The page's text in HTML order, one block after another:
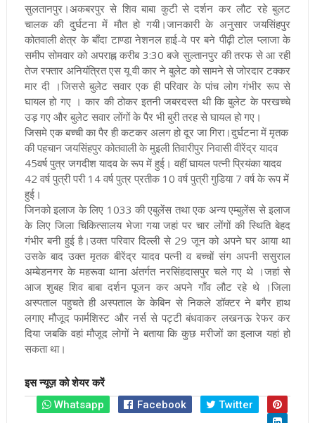
सुलतानपुर।अकबरपुर से शिव बाबा कुटी से दर्शन कर लौट रहे बुलट
चालक की दुर्घटना में मौत हो गयी।जानकारी के अनुसार जयसिंहपुर
कोतवाली क्षेत्र के बाँदा टाण्डा नेशनल हाई-वे पर बने पीढ़ी टोल प्लाजा के
समीप सोमवार को अपराह्न करीब 3:30 बजे सुल्तानपुर की तरफ से आ रही
तेज रफ्तार अनियंत्रित एस यू वी कार ने बुलेट को सामने से जोरदार टक्कर
मार दी ।जिससे बुलेट सवार एक ही परिवार के पांच लोग गंभीर रूप से
घायल हो गए । कार की ठोकर इतनी जबरदस्त थी कि बुलेट के परखच्चे
उड़ गए और बुलेट सवार लोंगों के पैर भी बुरी तरह से घायल हो गए।
जिसमे एक बच्ची का पैर ही कटकर अलग हो दूर जा गिरा।दुर्घटना में मृतक
की पहचान जयसिंहपुर कोतवाली के मुइली तिवारीपुर निवासी वीरेंद्र यादव
45वर्ष पुत्र जगदीश यादव के रूप में हुई। वहीं घायल पत्नी प्रियंका यादव
42 वर्ष पुत्री परी 14 वर्ष पुत्र प्रतीक 10 वर्ष पुत्री गुडिया 7 वर्ष के रूप में
हुई।
जिनको इलाज के लिए 1033 की एबुलेंस तथा एक अन्य एम्बुलेंस से इलाज
के लिए जिला चिकित्सालय भेजा गया जहां पर चार लोंगों की स्थिति बेहद
गंभीर बनी हुई है।उक्त परिवार दिल्ली से 29 जून को अपने घर आया था
उसके बाद उक्त मृतक बीरेंद्र यादव पत्नी व बच्चों संग अपनी ससुराल
अम्बेडनगर के महरूवा थाना अंतर्गत नरसिंहदासपुर चले गए थे ।जहां से
आज शुबह शिव बाबा दर्शन पूजन कर अपने गाँव लौट रहे थे ।जिला
अस्पताल पहुचते ही अस्पताल के केबिन से निकले डॉक्टर ने बगैर हाथ
लगाए मौजूद फार्मशिस्ट और नर्स से पट्टी बंधवाकर लखनऊ रेफर कर
दिया जबकि वहां मौजूद लोगों ने बताया कि कुछ मरीजों का इलाज यहां हो
सकता था।
इस न्यूज़ को शेयर करें
Whatsapp
Facebook Twitter